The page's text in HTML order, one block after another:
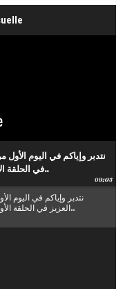
نتدبر وإياكم في اليوم
في الحلقة الأولى من أغباد مع رمضان بيجل..
09:03
نتدبر وإياكم في اليوم
العزيز في الحلقة الأولى من أغباد مع رمضان بيجل..